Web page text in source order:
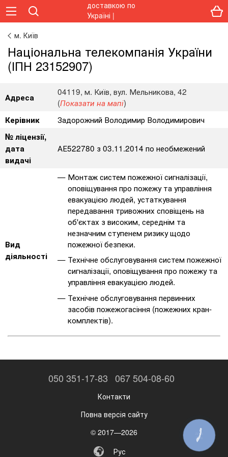
м. Київ
Національна телекомпанія України
(ІПН 23152907)
Адреса
04119, м. Київ, вул. Мельникова, 42
(Показати на мапі)
Керівник
Задорожний Володимир Володимирович
№ ліцензії,
дата
видачі
АЕ522780 з 03.11.2014 по необмежений
Вид
діяльності
Монтаж систем пожежної сигналізації,
оповіщування про пожежу та управління
евакуацією людей, устаткування
передавання тривожних сповіщень на
об'єктах з високим, середнім та
незначним ступенем ризику щодо
пожежної безпеки.
Технічне обслуговування систем пожежної
сигналізації, оповіщування про пожежу та
управління евакуацією людей.
Технічне обслуговування первинних
засобів пожежогасіння (пожежних кран-
комплектів).
050 351-17-83 067 504-08-60
Контакти
Повна версія сайту
© 2017—2026
Рус
КНОПКА
ЗВ'ЯЗКУ